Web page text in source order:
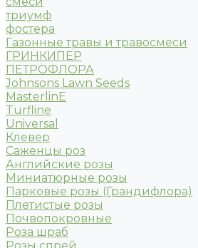
триумф
фостера
Газонные травы и травосмеси
ГРИНКИПЕР
ПЕТРОФЛОРА
Johnsons Lawn Seeds
MasterlinE
Turfline
Universal
Клевер
Саженцы роз
Английские розы
Миниатюрные розы
Парковые розы (Грандифлора)
Плетистые розы
Почвопокровные
Роза шраб